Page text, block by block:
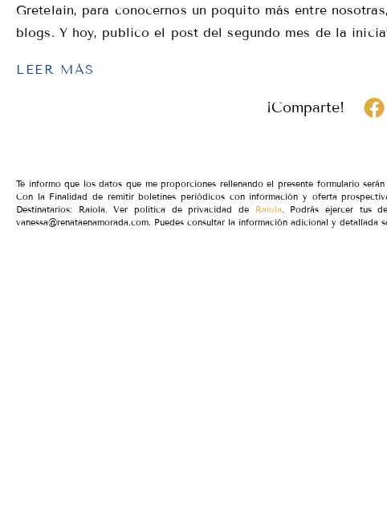
Gretelain, para conocernos un poquito más entre
blogs. Y hoy, publico el post del segundo mes de la
LEER MÁS
¡Comparte!
Te informo que los datos que me proporciones rellenando el presente formulario
Con la Finalidad de remitir boletines periódicos con información y oferta
Destinatarios: Raiola. Ver política de privacidad de
Raiola. Podrás ejercer tus
vanessa@renataenamorada.com. Puedes consultar la información adicional y